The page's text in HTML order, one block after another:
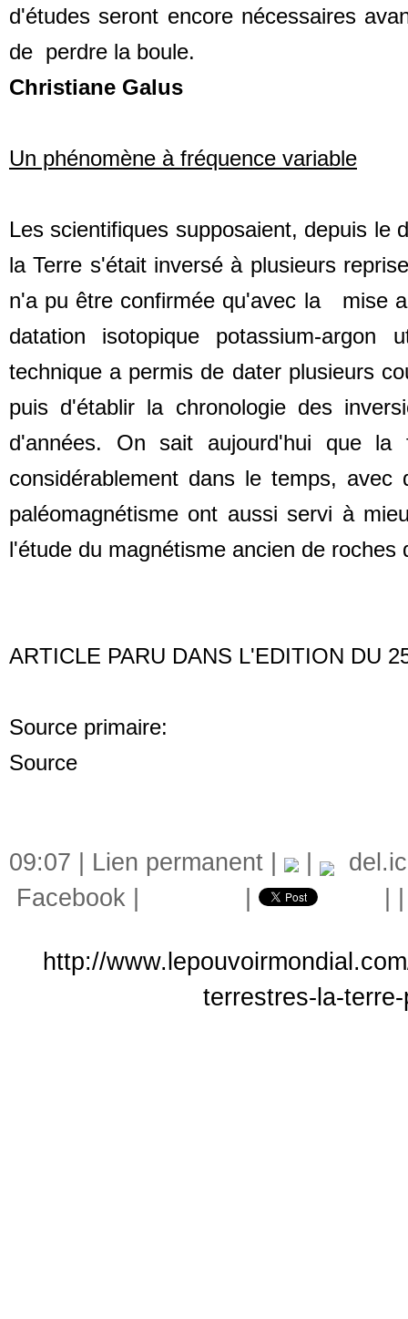
d'études seront encore nécessaires
de perdre la boule.
Christiane Galus
Un phénomène à fréquence variable
Les scientifiques supposaient, depuis le
la Terre s'était inversé à plusieurs
n'a pu être confirmée qu'avec la mise
datation isotopique potassium-
technique a permis de dater plusieurs
puis d'établir la chronologie des
d'années. On sait aujourd'hui que la
considérablement dans le temps,
paléomagnétisme ont aussi servi à
l'étude du magnétisme ancien de
ARTICLE PARU DANS L'EDITION DU
Source primaire:
Source
09:07 | Lien permanent
Facebook
http://
terrestres-la-